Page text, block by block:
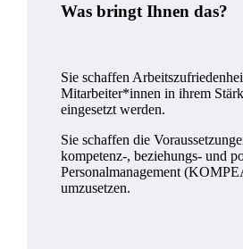
Was bringt Ihnen das?
Sie schaffen
Mitarbeiter*innen in ihrem
eingesetzt werden.
Sie schaffen die
kompetenz-, beziehungs- und
Personalmanagement
umzusetzen.